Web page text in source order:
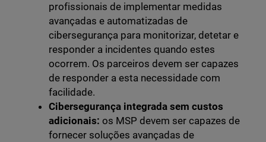
profissionais de implementar medidas
avançadas e automatizadas de
cibersegurança para monitorizar, detetar e
responder a incidentes quando estes
ocorrem. Os parceiros devem ser capazes
de responder a esta necessidade com
facilidade.
Cibersegurança integrada sem custos
adicionais: os MSP devem ser capazes de
fornecer soluções avançadas de